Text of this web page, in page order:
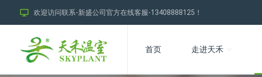
欢迎访问联系-新盛公司官方在线客服-13408888125！
首页 走进天禾